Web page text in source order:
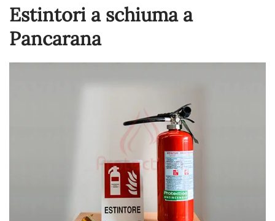
Estintori a schiuma a
Pancarana